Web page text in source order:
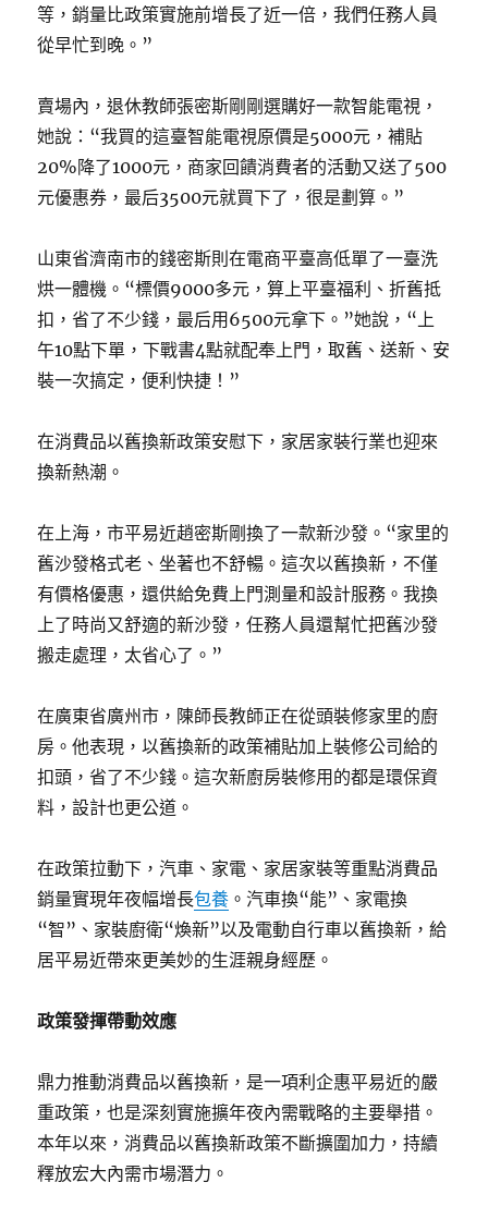
等，銷量比政策實施前增長了近一倍，我們任務人員
從早忙到晚。”
賣場內，退休教師張密斯剛剛選購好一款智能電視，
她說：“我買的這臺智能電視原價是5000元，補貼
20%降了1000元，商家回饋消費者的活動又送了500
元優惠券，最后3500元就買下了，很是劃算。”
山東省濟南市的錢密斯則在電商平臺高低單了一臺洗
烘一體機。“標價9000多元，算上平臺福利、折舊抵
扣，省了不少錢，最后用6500元拿下。”她說，“上
午10點下單，下戰書4點就配奉上門，取舊、送新、安
裝一次搞定，便利快捷！”
在消費品以舊換新政策安慰下，家居家裝行業也迎來
換新熱潮。
在上海，市平易近趙密斯剛換了一款新沙發。“家里的
舊沙發格式老、坐著也不舒暢。這次以舊換新，不僅
有價格優惠，還供給免費上門測量和設計服務。我換
上了時尚又舒適的新沙發，任務人員還幫忙把舊沙發
搬走處理，太省心了。”
在廣東省廣州市，陳師長教師正在從頭裝修家里的廚
房。他表現，以舊換新的政策補貼加上裝修公司給的
扣頭，省了不少錢。這次新廚房裝修用的都是環保資
料，設計也更公道。
在政策拉動下，汽車、家電、家居家裝等重點消費品
銷量實現年夜幅增長包養 。汽車換“能”、家電換
“智”、家裝廚衛“煥新”以及電動自行車以舊換新，給
居平易近帶來更美妙的生涯親身經歷。
政策發揮帶動效應
鼎力推動消費品以舊換新，是一項利企惠平易近的嚴
重政策，也是深刻實施擴年夜內需戰略的主要舉措。
本年以來，消費品以舊換新政策不斷擴圍加力，持續
釋放宏大內需市場潛力。